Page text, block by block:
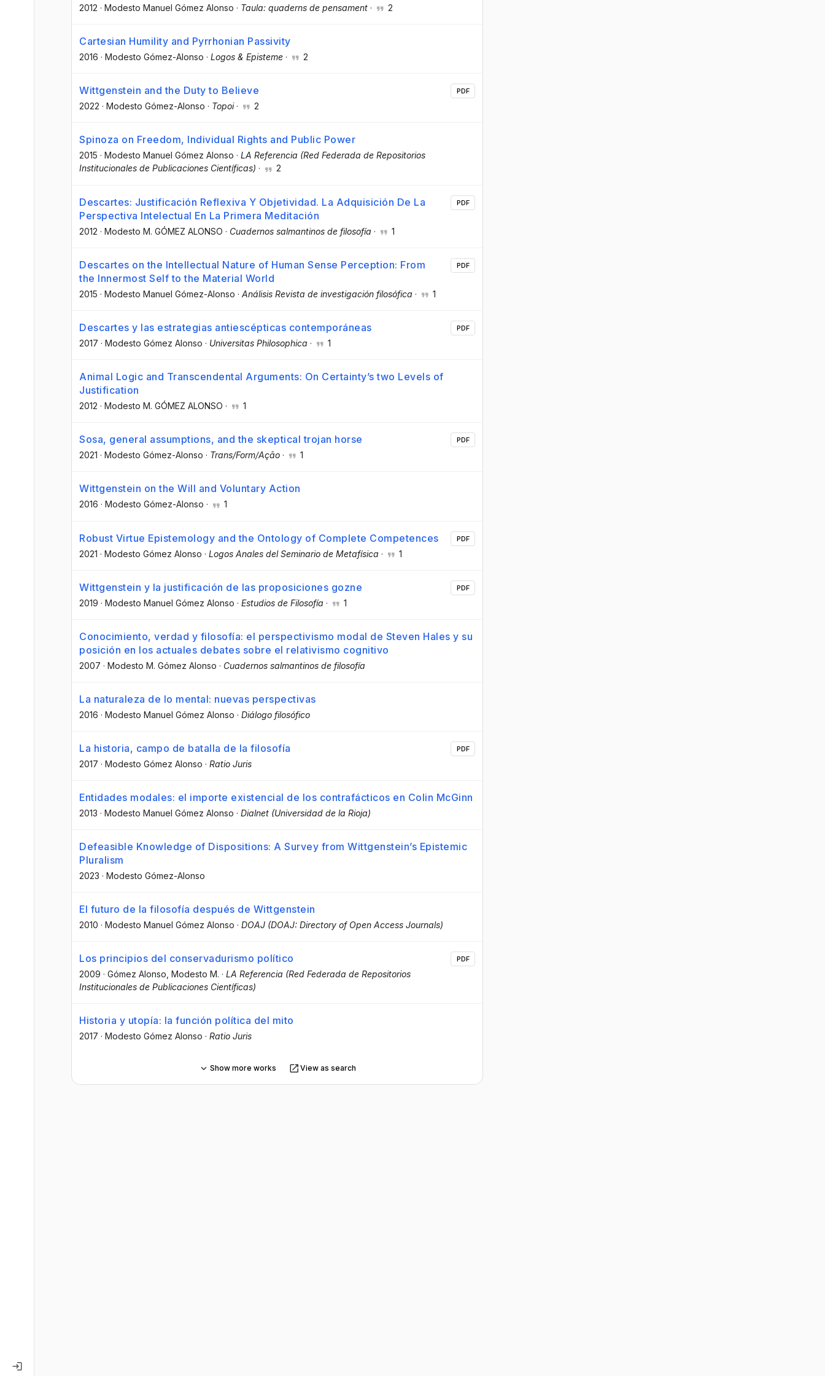
2012 · Modesto Manuel Gómez Alonso · Taula: quaderns de pensament · 2
Cartesian Humility and Pyrrhonian Passivity
2016 · Modesto Gómez-Alonso · Logos & Episteme · 2
Wittgenstein and the Duty to Believe
2022 · Modesto Gómez-Alonso · Topoi· 2
PDF
Spinoza on Freedom, Individual Rights and Public Power
2015 · Modesto Manuel Gómez Alonso · LA Referencia (Red Federada de Repositorios
Institucionales de Publicaciones Científicas) · 2
Descartes: Justificación Reflexiva Y Objetividad. La Adquisición De La
Perspectiva Intelectual En La Primera Meditación
2012 · Modesto M. GÓMEZ ALONSO · Cuadernos salmantinos de filosofía · 1
PDF
Descartes on the Intellectual Nature of Human Sense Perception: From
the Innermost Self to the Material World
2015 · Modesto Manuel Gómez-Alonso · Análisis Revista de investigación filosófica · 1
PDF
Descartes y las estrategias antiescépticas contemporáneas
2017 · Modesto Gómez Alonso · Universitas Philosophica · 1
PDF
Animal Logic and Transcendental Arguments: On Certainty’s two Levels of
Justification
2012 · Modesto M. GÓMEZ ALONSO · 1
Sosa, general assumptions, and the skeptical trojan horse
2021 · Modesto Gómez-Alonso · Trans/Form/Ação · 1
PDF
Wittgenstein on the Will and Voluntary Action
2016 · Modesto Gómez-Alonso · 1
Robust Virtue Epistemology and the Ontology of Complete Competences
2021 · Modesto Gómez Alonso · Logos Anales del Seminario de Metafísica · 1
PDF
Wittgenstein y la justificación de las proposiciones gozne
2019 · Modesto Manuel Gómez Alonso · Estudios de Filosofía · 1
PDF
Conocimiento, verdad y filosofía: el perspectivismo modal de Steven Hales y su
posición en los actuales debates sobre el relativismo cognitivo
2007 · Modesto M. Gómez Alonso · Cuadernos salmantinos de filosofía
La naturaleza de lo mental: nuevas perspectivas
2016 · Modesto Manuel Gómez Alonso · Diálogo filosófico
La historia, campo de batalla de la filosofía
2017 · Modesto Gómez Alonso · Ratio Juris
PDF
Entidades modales: el importe existencial de los contrafácticos en Colin McGinn
2013 · Modesto Manuel Gómez Alonso · Dialnet (Universidad de la Rioja)
Defeasible Knowledge of Dispositions: A Survey from Wittgenstein’s Epistemic
Pluralism
2023 · Modesto Gómez-Alonso
El futuro de la filosofía después de Wittgenstein
2010 · Modesto Manuel Gómez Alonso · DOAJ (DOAJ: Directory of Open Access Journals)
Los principios del conservadurismo político
2009 · Gómez Alonso, Modesto M. · LA Referencia (Red Federada de Repositorios
Institucionales de Publicaciones Científicas)
PDF
Historia y utopía: la función política del mito
2017 · Modesto Gómez Alonso · Ratio Juris
Show more works View as search